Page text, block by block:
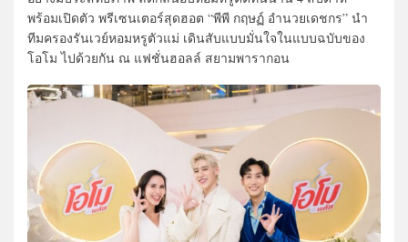
พร้อมเปิดตัว พรีเซนเตอร์สุดฮอต “พีพี กฤษฏ์ อำนวยเดชกร” นำ
ทีมครองรันเวย์หอมหรูตัวแม่ เดินสับแบบมั่นใจในแบบฉบับของ
โอโม ไปด้วยกัน ณ แฟชั่นฮอลล์ สยามพารากอน